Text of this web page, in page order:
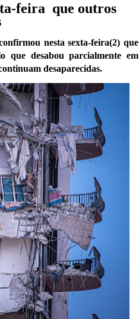
feira que outros
nesta sexta-feira(2) que
que desabou parcialmente em
desaparecidas.